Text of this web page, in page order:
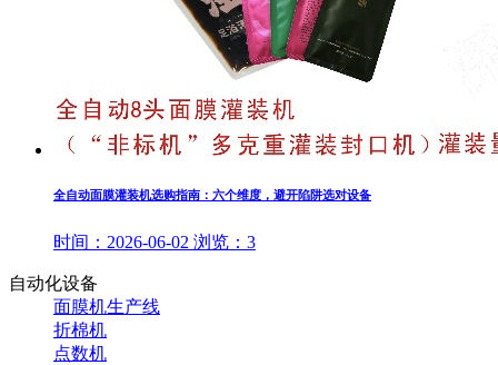
全自动面膜灌装机选购指南：六个维度，避开陷阱选对设备
时间： 2026-06-02 浏览： 3
自动化设备
面膜机生产线
折棉机
点数机